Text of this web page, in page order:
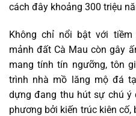
cách đây khoảng 300 triệu
Không chỉ nổi bật với
mảnh đất Cà Mau còn gây
mang tính tín ngưỡng, tôn
trình nhà mồ lăng mộ đá
dựng đang thu hút sự chú
phương bởi kiến trúc kiên